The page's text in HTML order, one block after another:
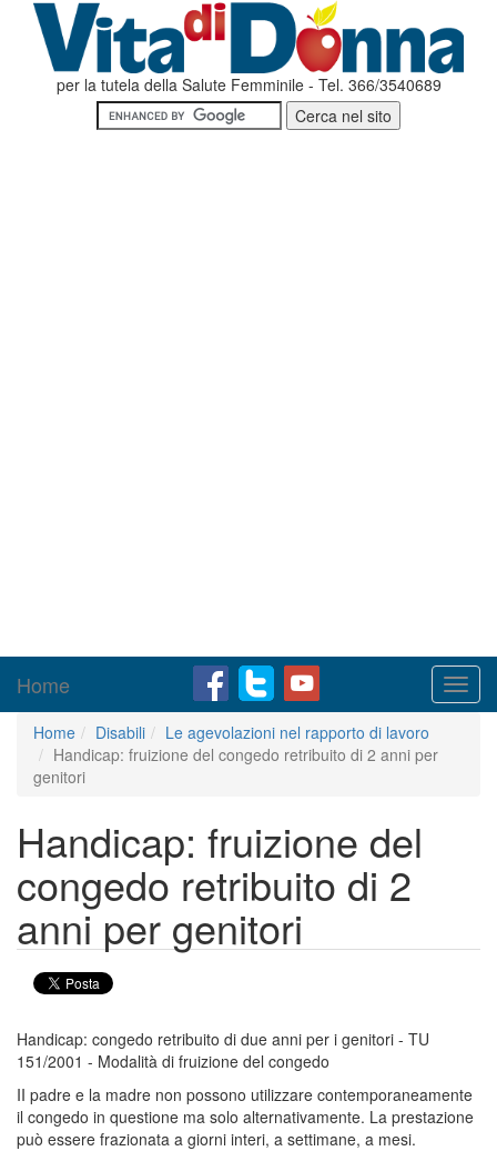
per la tutela della Salute Femminile - Tel. 366/3540689
Home
Home Disabili
Le agevolazioni nel rapporto di lavoro
Handicap: fruizione del congedo retribuito di 2 anni per
genitori
Handicap: fruizione del
congedo retribuito di 2
anni per genitori
Handicap: congedo retribuito di due anni per i genitori - TU
151/2001 - Modalità di fruizione del congedo
II padre e la madre non possono utilizzare contemporaneamente
il congedo in questione ma solo alternativamente. La prestazione
può essere frazionata a giorni interi, a settimane, a mesi.